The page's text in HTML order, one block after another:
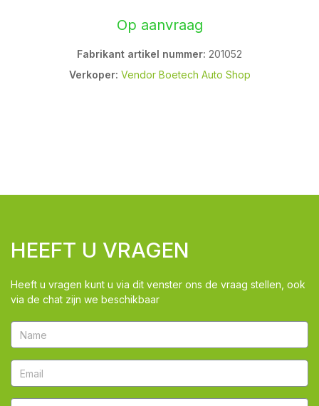
Op aanvraag
Fabrikant artikel nummer: 201052
Verkoper: Vendor Boetech Auto Shop
HEEFT U VRAGEN
Heeft u vragen kunt u via dit venster ons de vraag stellen, ook
via de chat zijn we beschikbaar